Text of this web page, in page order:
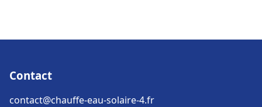
Contact
contact@chauffe-eau-solaire-4.fr